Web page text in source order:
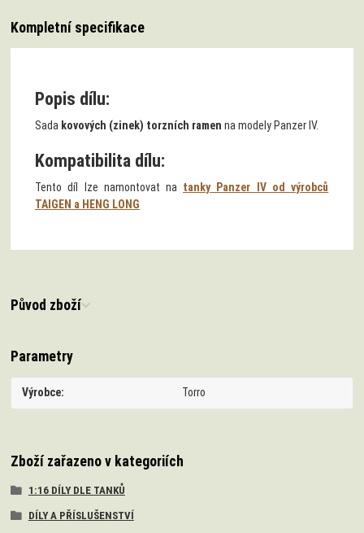
Kompletní specifikace
Popis dílu:
Sada kovových (zinek) torzních ramen na modely Panzer IV.
Kompatibilita dílu:
Tento díl lze namontovat na tanky Panzer IV od výrobců
TAIGEN a HENG LONG
Původ zboží
Parametry
Výrobce Torro
Zboží zařazeno v kategoriích
1:16 DÍLY DLE TANKŮ
DÍLY A PŘÍSLUŠENSTVÍ